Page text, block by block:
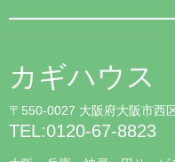
カギハウス
〒550-0027 大阪府大阪市西
TEL:0120-67-8823